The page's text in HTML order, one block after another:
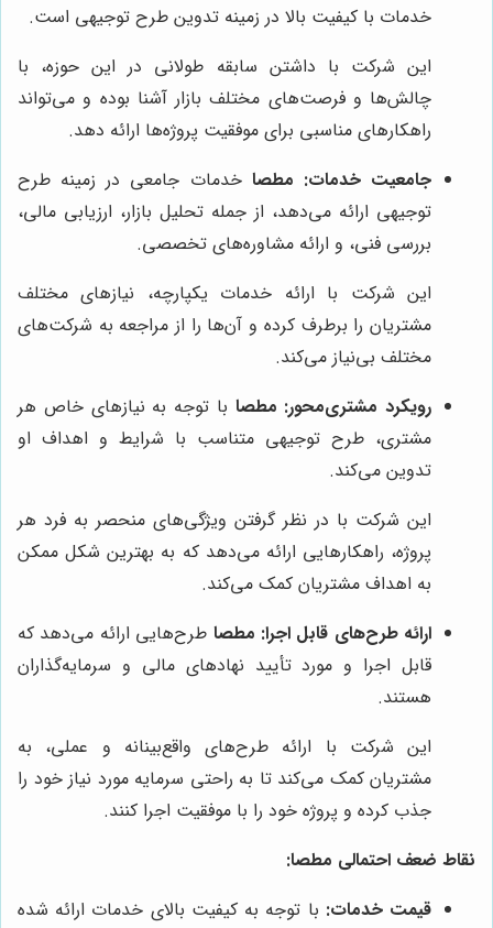
خدمات با کیفیت بالا در زمینه تدوین طرح توجیهی است.
این شرکت با داشتن سابقه طولانی در این حوزه، با
چالش‌ها و فرصت‌های مختلف بازار آشنا بوده و می‌تواند
راهکارهای مناسبی برای موفقیت پروژه‌ها ارائه دهد.
جامعیت خدمات: مطصا خدمات جامعی در زمینه طرح
توجیهی ارائه می‌دهد، از جمله تحلیل بازار، ارزیابی مالی،
بررسی فنی، و ارائه مشاوره‌های تخصصی.
این شرکت با ارائه خدمات یکپارچه، نیازهای مختلف
مشتریان را برطرف کرده و آن‌ها را از مراجعه به شرکت‌های
مختلف بی‌نیاز می‌کند.
رویکرد مشتری‌محور: مطصا با توجه به نیازهای خاص هر
مشتری، طرح توجیهی متناسب با شرایط و اهداف او
تدوین می‌کند.
این شرکت با در نظر گرفتن ویژگی‌های منحصر به فرد هر
پروژه، راهکارهایی ارائه می‌دهد که به بهترین شکل ممکن
به اهداف مشتریان کمک می‌کند.
ارائه طرح‌های قابل اجرا: مطصا طرح‌هایی ارائه می‌دهد که
قابل اجرا و مورد تأیید نهادهای مالی و سرمایه‌گذاران
هستند.
این شرکت با ارائه طرح‌های واقع‌بینانه و عملی، به
مشتریان کمک می‌کند تا به راحتی سرمایه مورد نیاز خود را
جذب کرده و پروژه خود را با موفقیت اجرا کنند.
نقاط ضعف احتمالی مطصا:
قیمت خدمات: با توجه به کیفیت بالای خدمات ارائه شده